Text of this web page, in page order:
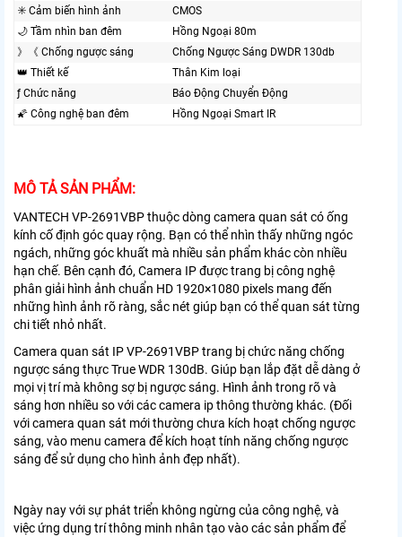
✳️ Cảm biến hình ảnh
CMOS
🌙 Tầm nhìn ban đêm
Hồng Ngoại 80m
》《 Chống ngược sáng
Chống Ngược Sáng DWDR 130db
👑 Thiết kế
Thân Kim loại
ƒ Chức năng
Báo Động Chuyển Động
🌠 Công nghệ ban đêm
Hồng Ngoại Smart IR
MÔ TẢ SẢN PHẨM:
VANTECH VP-2691VBP thuộc dòng camera quan sát có ống
kính cố định góc quay rộng. Bạn có thể nhìn thấy những ngóc
ngách, những góc khuất mà nhiều sản phẩm khác còn nhiều
hạn chế. Bên cạnh đó, Camera IP được trang bị công nghệ
phân giải hình ảnh chuẩn HD 1920×1080 pixels mang đến
những hình ảnh rõ ràng, sắc nét giúp bạn có thể quan sát từng
chi tiết nhỏ nhất.
Camera quan sát IP VP-2691VBP trang bị chức năng chống
ngược sáng thực True WDR 130dB. Giúp bạn lắp đặt dễ dàng ở
mọi vị trí mà không sợ bị ngược sáng. Hình ảnh trong rõ và
sáng hơn nhiều so với các camera ip thông thường khác. (Đối
với camera quan sát mới thường chưa kích hoạt chống ngược
sáng, vào menu camera để kích hoạt tính năng chống ngược
sáng để sử dụng cho hình ảnh đẹp nhất).
Ngày nay với sự phát triển không ngừng của công nghệ, và
việc ứng dụng trí thông minh nhân tạo vào các sản phẩm để